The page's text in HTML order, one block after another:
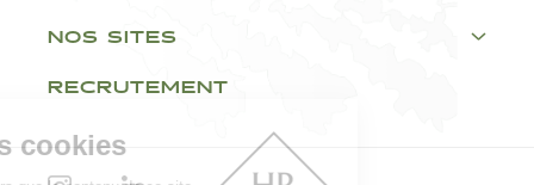
Gestion des cookies
NOS SITES
RECRUTEMENT